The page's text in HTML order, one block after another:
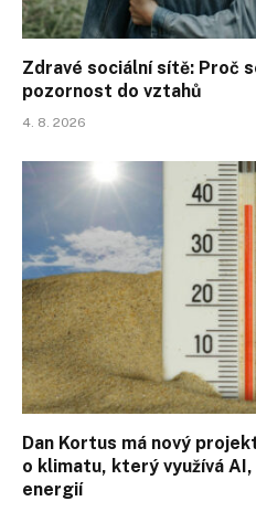
Zdravé sociální sítě: Proč
pozornost do vztahů
4. 8. 2026
Dan Kortus má nový
o klimatu, který využívá
energií